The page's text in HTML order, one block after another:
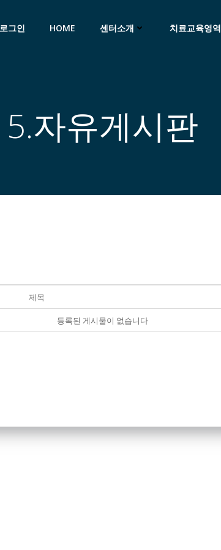
로그인 HOME 센터소개 치료교육영역
5.자유게시판
제목
등록된 게시물이 없습니다